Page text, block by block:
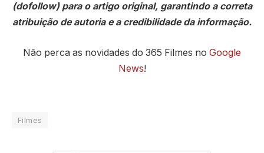
(dofollow) para o artigo original, garantindo a correta
atribuição de autoria e a credibilidade da informação.
Não perca as novidades do 365 Filmes no Google
News!
Filmes